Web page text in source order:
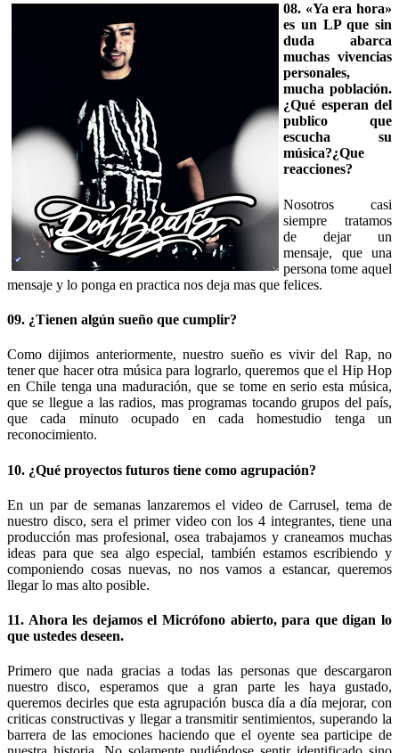
08. «Ya era hora»
es un LP que sin
duda abarca
muchas vivencias
personales,
mucha población.
¿Qué esperan del
publico que
escucha su
música?¿Que
reacciones?
Nosotros casi
siempre tratamos
de dejar un
mensaje, que una
persona tome aquel
mensaje y lo ponga en practica nos deja mas que felices.
09. ¿Tienen algún sueño que cumplir?
Como dijimos anteriormente, nuestro sueño es vivir del Rap, no
tener que hacer otra música para lograrlo, queremos que el Hip Hop
en Chile tenga una maduración, que se tome en serio esta música,
que se llegue a las radios, mas programas tocando grupos del país,
que cada minuto ocupado en cada homestudio tenga un
reconocimiento.
10. ¿Qué proyectos futuros tiene como agrupación?
En un par de semanas lanzaremos el video de Carrusel, tema de
nuestro disco, sera el primer video con los 4 integrantes, tiene una
producción mas profesional, osea trabajamos y craneamos muchas
ideas para que sea algo especial, también estamos escribiendo y
componiendo cosas nuevas, no nos vamos a estancar, queremos
llegar lo mas alto posible.
11. Ahora les dejamos el Micrófono abierto, para que digan lo
que ustedes deseen.
Primero que nada gracias a todas las personas que descargaron
nuestro disco, esperamos que a gran parte les haya gustado,
queremos decirles que esta agrupación busca día a día mejorar, con
criticas constructivas y llegar a transmitir sentimientos, superando la
barrera de las emociones haciendo que el oyente sea participe de